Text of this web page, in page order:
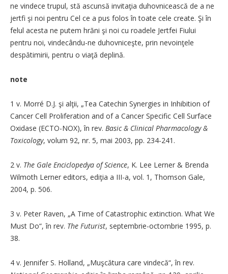
ne vindece trupul, stă ascunsă invitaţia duhovnicească de a ne
jertfi şi noi pentru Cel ce a pus folos în toate cele create. Şi în
felul acesta ne putem hrăni şi noi cu roadele Jertfei Fiului
pentru noi, vindecându-ne duhovniceşte, prin nevoinţele
despătimirii, pentru o viaţă deplină.
note
1 v. Morré D.J. şi alţii, „Tea Catechin Synergies in Inhibition of
Cancer Cell Proliferation and of a Cancer Specific Cell Surface
Oxidase (ECTO-NOX), în rev. Basic & Clinical Pharmacology &
Toxicology, volum 92, nr. 5, mai 2003, pp. 234-241.
2 v. The Gale Enciclopedya of Science, K. Lee Lerner & Brenda
Wilmoth Lerner editors, ediţia a III-a, vol. 1, Thomson Gale,
2004, p. 506.
3 v. Peter Raven, „A Time of Catastrophic extinction. What We
Must Do“, în rev. The Futurist, septembrie-octombrie 1995, p.
38.
4 v. Jennifer S. Holland, „Muşcătura care vindecă“, în rev.